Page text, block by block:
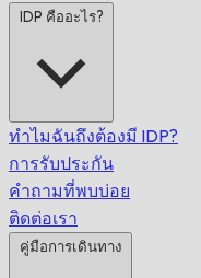
IDP คืออะไร?
ทำไมฉันถึงต้องมี IDP?
การรับประกัน
คำถามที่พบบ่อย
ติดต่อเรา
คู่มือการเดินทาง